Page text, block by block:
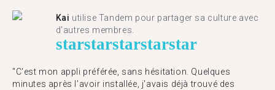
Kai utilise Tandem pour partager sa culture avec
d'autres membres.
starstarstarstarstar
"C'est mon appli préférée, sans hésitation. Quelques
minutes après l'avoir installée, j'avais déjà trouvé des